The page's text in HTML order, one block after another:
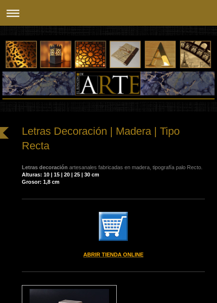
Letras Decoración | Madera | Tipo
Recta
Letras decoración artesanales fabricadas en madera, tipografía palo Recto.
Alturas: 10 | 15 | 20 | 25 | 30 cm
Grosor: 1,8 cm
ABRIR TIENDA ONLINE